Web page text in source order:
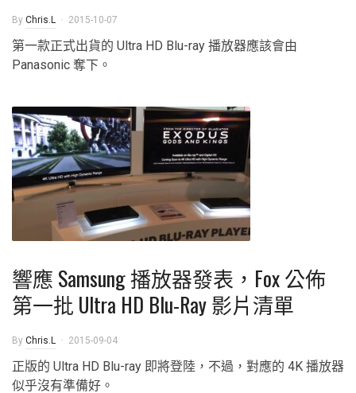
By Chris.L 2015-10-07
第一款正式出貨的 Ultra HD Blu-ray 播放器應該會由
Panasonic 奪下。
響應 Samsung 播放器發表，Fox 公佈
第一批 Ultra HD Blu-Ray 影片清單
By Chris.L 2015-09-04
正版的 Ultra HD Blu-ray 即將登陸，不過，對應的 4K 播放器
似乎沒有準備好。